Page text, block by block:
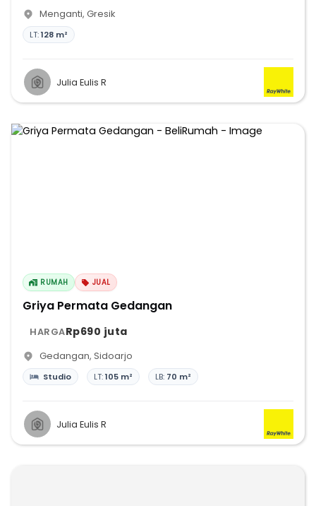
Menganti, Gresik
LT:128 m²
Julia Eulis R
RUMAH JUAL
Griya Permata Gedangan
HARGARp690 juta
Gedangan, Sidoarjo
Studio LT:105 m² LB: 70 m²
Julia Eulis R